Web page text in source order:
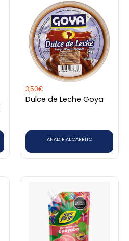
3,50€
Dulce de Leche Goya
AÑADIR AL CARRITO